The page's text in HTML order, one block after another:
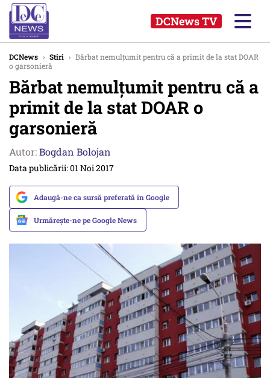
DCNews TV
DCNews › Stiri › Bărbat nemulțumit pentru că a primit de la stat DOAR
o garsonieră
Bărbat nemulțumit pentru că a
primit de la stat DOAR o
garsonieră
Autor:Bogdan Bolojan
Data publicării: 01 Noi 2017
Adaugă-ne ca sursă preferată în Google
Urmărește-ne pe Google News